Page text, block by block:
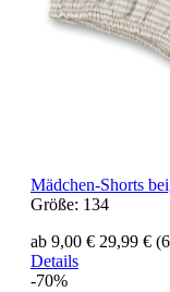
Mädchen-Shorts
Größe: 134
ab 9,00 € 29,99 €
Details
-70%